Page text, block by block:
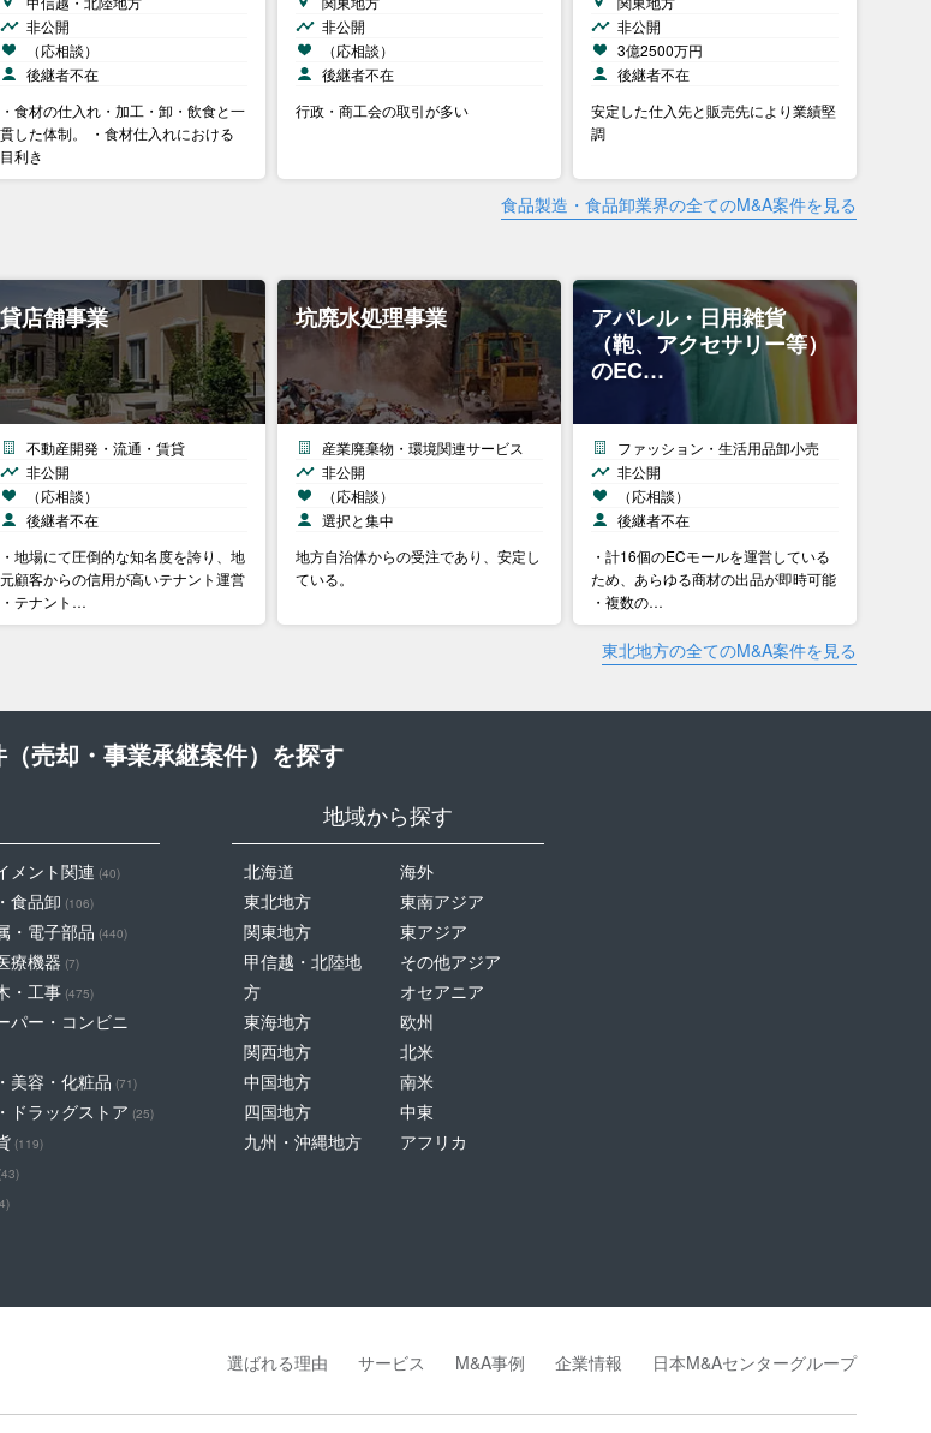
非公開
（応相談）
後継者不在
・食材の仕入れ・加工・卸・飲食と一
貫した体制。 ・食材仕入れにおける
目利き
非公開
（応相談）
後継者不在
行政・商工会の取引が多い
非公開
3億2500万円
後継者不在
安定した仕入先と販売先により業績堅
調
食品製造・食品卸業界の全てのM&A案件を見る
貸店舗事業
不動産開発・流通・賃貸
非公開
（応相談）
後継者不在
・地場にて圧倒的な知名度を誇り、地
元顧客からの信用が高いテナント運営
・テナント…
坑廃水処理事業
産業廃棄物・環境関連サービス
非公開
（応相談）
選択と集中
地方自治体からの受注であり、安定し
ている。
アパレル・日用雑貨
（鞄、アクセサリー等）
のEC…
ファッション・生活用品卸小売
非公開
（応相談）
後継者不在
・計16個のECモールを運営している
ため、あらゆる商材の出品が即時可能
・複数の…
東北地方の全てのM&A案件を見る
売却・事業承継案件）を探す
メント関連 (40)
食品卸 (106)
・電子部品 (440)
療機器 (7)
・工事 (475)
パー・コンビニ
美容・化粧品 (71)
ドラッグストア (25)
(119)
(43)
地域から探す
北海道
東北地方
関東地方
甲信越・北陸地
方
東海地方
関西地方
中国地方
四国地方
九州・沖縄地方
海外
東南アジア
東アジア
その他アジア
オセアニア
欧州
北米
南米
中東
アフリカ
選ばれる理由 サービス M&A事例 企業情報 日本M&Aセンターグループ